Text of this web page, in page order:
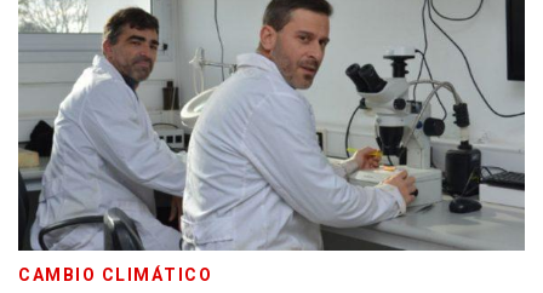
CAMBIO CLIMÁTICO